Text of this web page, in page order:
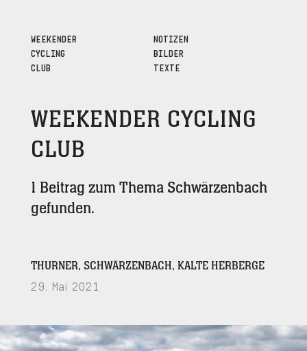
WEEKENDER
CYCLING
CLUB
NOTIZEN
BILDER
TEXTE
WEEKENDER CYCLING
CLUB
1 Beitrag zum Thema Schwärzenbach
gefunden.
THURNER, SCHWÄRZENBACH, KALTE HERBERGE
29. Mai 2021